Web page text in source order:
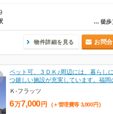
… 徒歩
物件詳細を見る お問
ペット可、３ＤＫ♪周辺には、暮らし
つ嬉しい施設が充実しています。福
Ｋ-フラッツ
6万7,000 円 (＋管理費等 3,000 円 )